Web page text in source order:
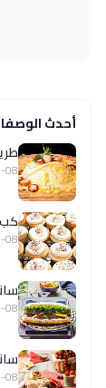
أحدث
08
08
08
08